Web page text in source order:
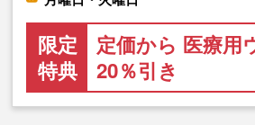
限定
特典
定価から 医療用
20％引き